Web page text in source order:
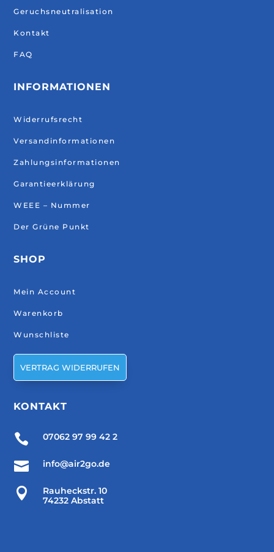
Geruchsneutralisation
Kontakt
FAQ
INFORMATIONEN
Widerrufsrecht
Versandinformationen
Zahlungsinformationen
Garantieerklärung
WEEE – Nummer
Der Grüne Punkt
SHOP
Mein Account
Warenkorb
Wunschliste
VERTRAG WIDERRUFEN
KONTAKT
 07062 97 99 42 2
 info@air2go.de

Rauheckstr. 10
74232 Abstatt